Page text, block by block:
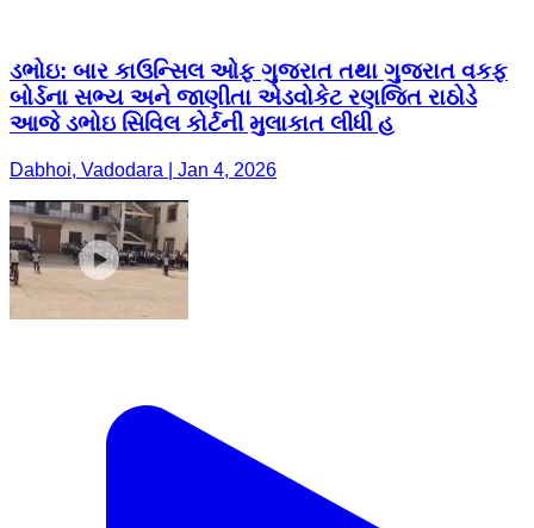
ડભોઇ: બાર કાઉન્સિલ ઓફ ગુજરાત તથા ગુજરાત વકફ
બોર્ડના સભ્ય અને જાણીતા એડવોકેટ રણજિત રાઠોડે
આજે ડભોઇ સિવિલ કોર્ટની મુલાકાત લીધી હ
Dabhoi, Vadodara | Jan 4, 2026